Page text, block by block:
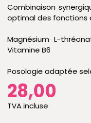
Combinaison
optimal des fonctions
Magnésium L-
Vitamine B6
Posologie adaptée
28,00
TVA incluse